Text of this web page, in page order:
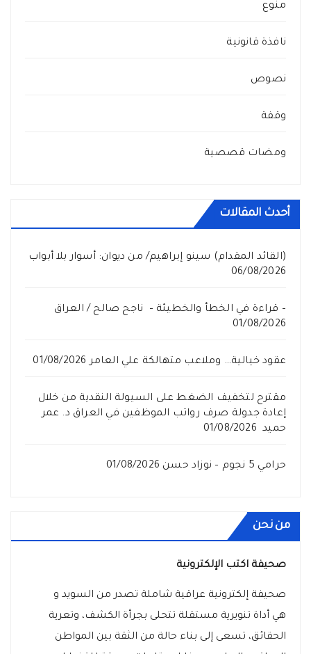
منوع
نافذة قانونية
نصوص
وقفة
ومضات قصصية
أحدث المقالات
(القائد المقدام) سينو إبراهيم/ من ديوان: أسوار بلا أبواب
06/08/2026
– قراءة في الخطأ والخطيئة – ناجح صالح / العراق
01/08/2026
عقود خيالية… وملاعب متهالكة علي العامر 01/08/2026
مقترح لتخفيف الضغط على السيولة النقدية من خلال
إعادة جدولة صرف رواتب الموظفين في العراق د. عمر
حميد 01/08/2026
حرامي 5 نجوم – نوزاد حسن 01/08/2026
من نحن
صحيفة اكتب الإلكترونية
صحيفة إلكترونية عراقية شاملة تصدر من السويد و
هي أداة تنويرية مستقلة تتحلى بجرأة الكشف، وتعرية
الحقائق، تسعى إلى بناء حالة من الثقة بين المواطن